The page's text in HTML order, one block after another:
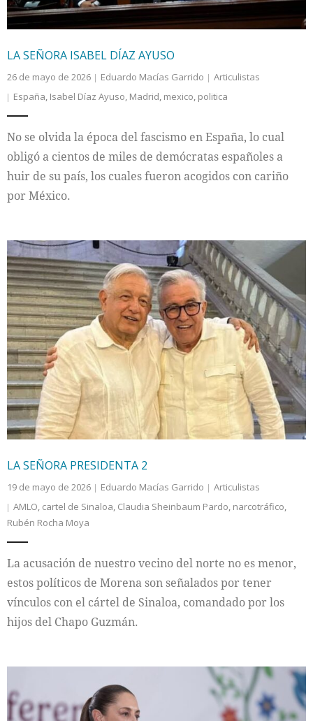
LA SEÑORA ISABEL DÍAZ AYUSO
26 de mayo de 2026 Eduardo Macías Garrido
Articulistas
España, Isabel Díaz Ayuso, Madrid, mexico, politica
No se olvida la época del fascismo en España, lo cual
obligó a cientos de miles de demócratas españoles a
huir de su país, los cuales fueron acogidos con cariño
por México.
LA SEÑORA PRESIDENTA 2
19 de mayo de 2026 Eduardo Macías Garrido
Articulistas
AMLO, cartel de Sinaloa, Claudia Sheinbaum Pardo, narcotráfico,
Rubén Rocha Moya
La acusación de nuestro vecino del norte no es menor,
estos políticos de Morena son señalados por tener
vínculos con el cártel de Sinaloa, comandado por los
hijos del Chapo Guzmán.